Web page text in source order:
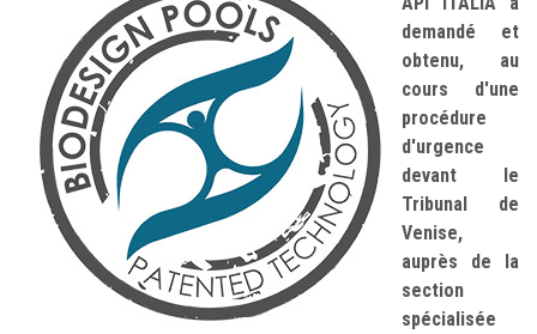
demandé et
obtenu, au
cours d'une
procédure
d'urgence
devant le
Tribunal de
Venise,
auprès de la
section
spécialisée